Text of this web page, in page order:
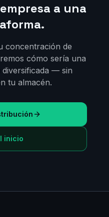
a una
concentración de
cómo sería una
— sin
tu almacén.
inicio